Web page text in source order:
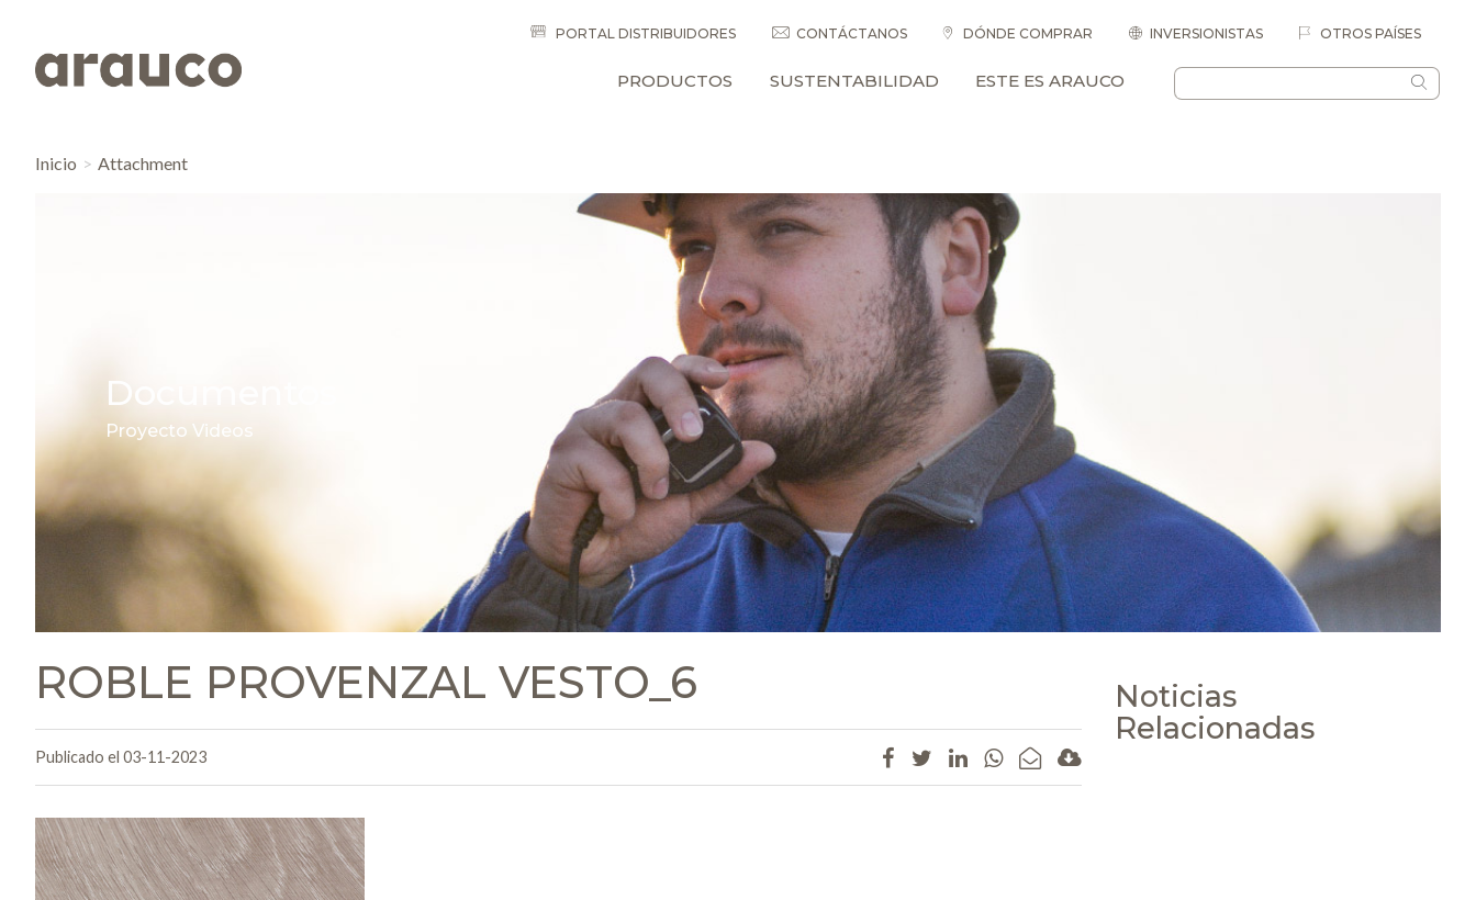
PORTAL DISTRIBUIDORES CONTÁCTANOS DÓNDE COMPRAR INVERSIONISTAS OTROS PAÍSES
PRODUCTOS SUSTENTABILIDAD ESTE ES ARAUCO
Inicio Attachment
Documentos
Proyecto Videos
ROBLE PROVENZAL VESTO_6
Publicado el 03-11-2023
Noticias
Relacionadas